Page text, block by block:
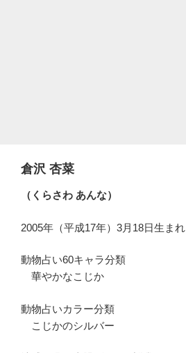
倉沢 杏菜
（くらさわ あんな）
2005年（平成17年）3月18日生まれ
動物占い60キャラ分類
華やかなこじか
動物占いカラー分類
こじかのシルバー